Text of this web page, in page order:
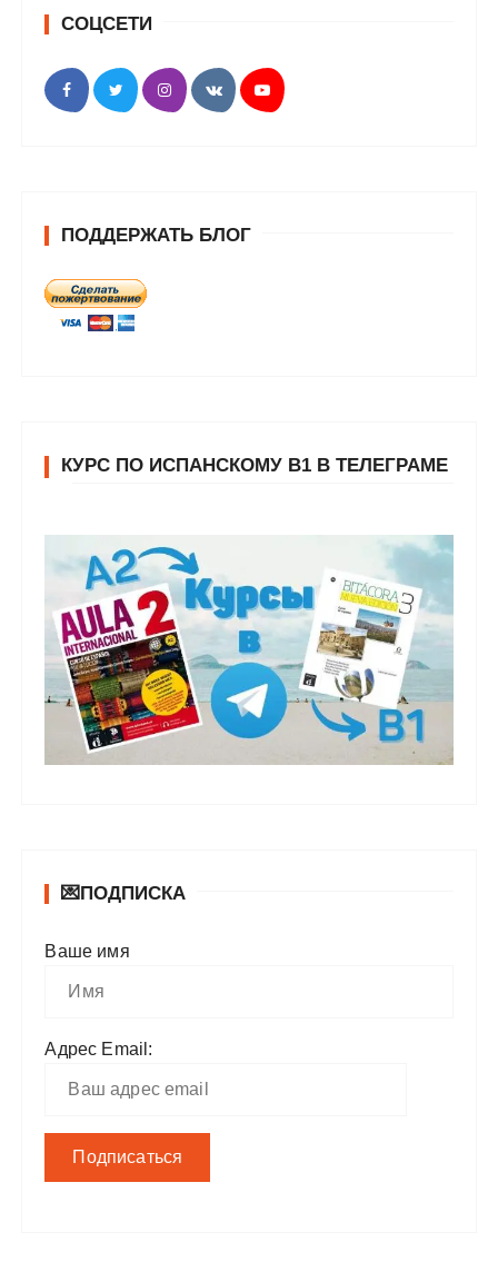
СОЦСЕТИ
ПОДДЕРЖАТЬ БЛОГ
КУРС ПО ИСПАНСКОМУ В1 В ТЕЛЕГРАМЕ
💌ПОДПИСКА
Ваше имя
Адрес Email: